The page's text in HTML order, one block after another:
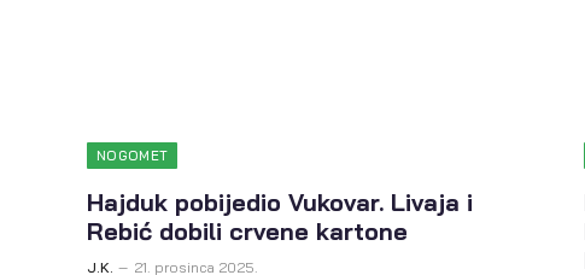
NOGOMET
Hajduk pobijedio Vukovar. Livaja i
Rebić dobili crvene kartone
J.K. 21. prosinca 2025.